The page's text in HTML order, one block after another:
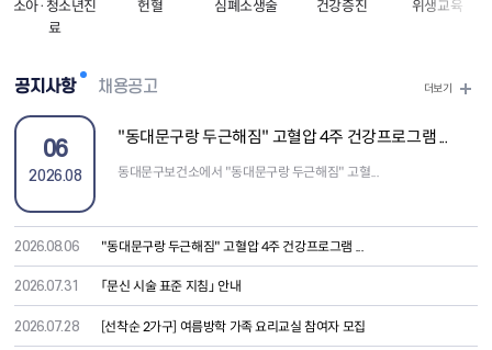
소아· 청소년진
료
헌혈 심폐소생술 건강증진 위생교육
공지사항 채용공고
06
2026.08
"동대문구랑 두근해짐" 고혈압 4주 건강프로그램 ...
동대문구보건소에서 "동대문구랑 두근해짐" 고혈...
2026.08.06 "동대문구랑 두근해짐" 고혈압 4주 건강프로그램 ...
2026.07.31 「문신 시술 표준 지침」 안내
2026.07.28 [선착순 2가구] 여름방학 가족 요리교실 참여자 모집
더보기